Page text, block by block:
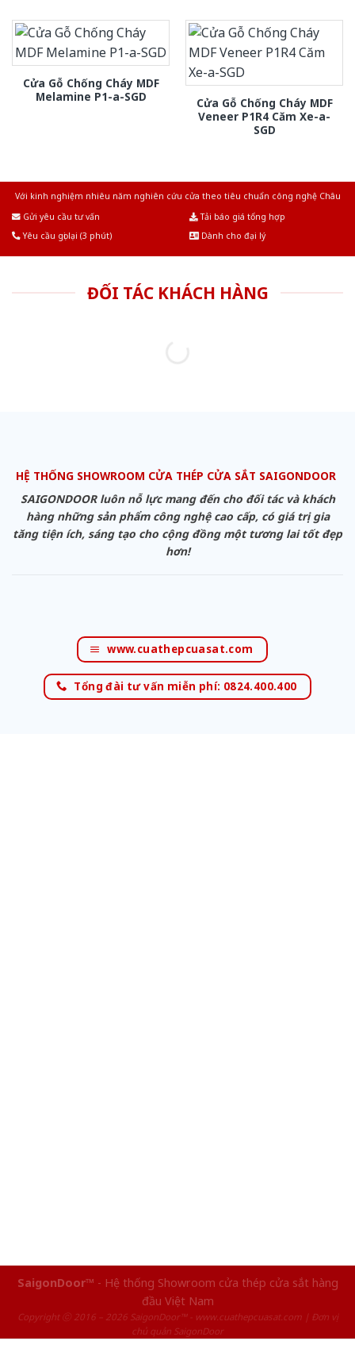
Cửa Gỗ Chống Cháy MDF
Melamine P1-a-SGD
Cửa Gỗ Chống Cháy MDF
Veneer P1R4 Căm Xe-a-
SGD
Với kinh nghiệm nhiêu năm nghiên cứu cửa theo tiêu chuẩn công nghệ Châu
Gửi yêu cầu tư vấn
Tải báo giá tổng hợp
Yêu cầu gọi lại (3 phút)
Dành cho đại lý
ĐỐI TÁC KHÁCH HÀNG
HỆ THỐNG SHOWROOM CỬA THÉP CỬA SẮT SAIGONDOOR
SAIGONDOOR luôn nỗ lực mang đến cho đối tác và khách
hàng những sản phẩm công nghệ cao cấp, có giá trị gia
tăng tiện ích, sáng tạo cho cộng đồng một tương lai tốt đẹp
hơn!
www.cuathepcuasat.com
Tổng đài tư vấn miễn phí: 0824.400.400
SaigonDoor™ - Hệ thống Showroom cửa thép cửa sắt hàng
đầu Việt Nam
Copyright ⓒ 2016 – 2026 SaigonDoor™ - www.cuathepcuasat.com | Đơn vị
chủ quản SaigonDoor